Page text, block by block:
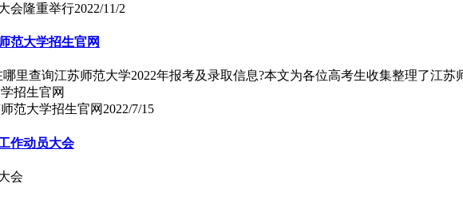
会隆重举行2022/11/2
范大学招生官网
里查询江苏师范大学2022年报考及录取信息?本文为各位高考生收集整理了江苏
范大学招生官网 2022/7/15
作动员大会
会